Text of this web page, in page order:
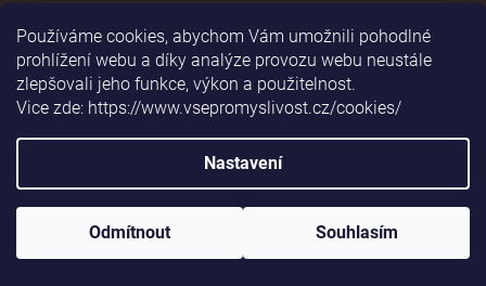
Používáme cookies, abychom Vám umožnili pohodlné
prohlížení webu a díky analýze provozu webu neustále
zlepšovali jeho funkce, výkon a použitelnost.
Vice zde: https://www.vsepromyslivost.cz/cookies/
Nastavení
Odmítnout Souhlasím